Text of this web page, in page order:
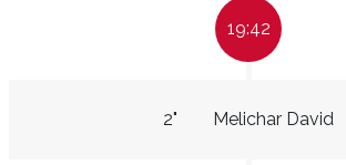
19:42
Melichar David
2"